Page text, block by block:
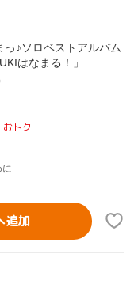
♪ソロベストアルバム
はなまる！」
トク
に
追加